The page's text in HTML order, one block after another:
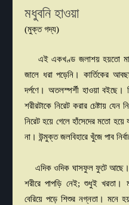
মধুবনি হাওয়া
(মুক্ত গদ্য)
এই একখণ্ড জলাশয় হয়তো
জালে ধরা পড়েনি। কার্তিকের
দর্পণে। অতলস্পর্শী হাওয়া
শরীরটাকে নিরেট করার চেষ্টায়
নিরেট হয়ে গেলে হাঁসেদের মতো
না। উন্মুক্ত জলবিহারে খুঁজে পাব
এদিক ওদিক ঘাসফুল ফুটে আছে।
শরীরে পাপড়ি নেই; শুধুই খরতা।
বেরিয়ে পড়ে শিশুর নগ্নতা। মনে